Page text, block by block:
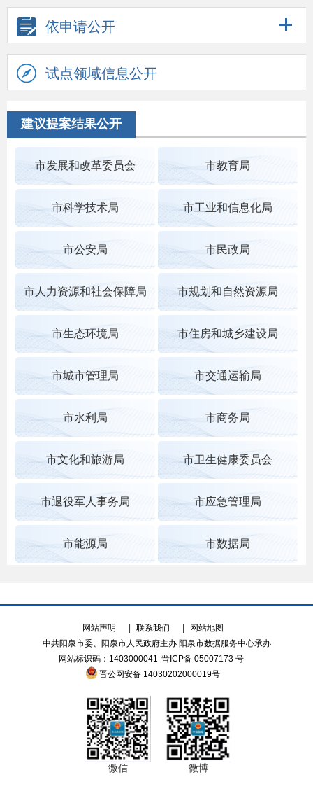
依申请公开
试点领域信息公开
建议提案结果公开
市发展和改革委员会 市教育局
市科学技术局 市工业和信息化局
市公安局 市民政局
市人力资源和社会保障局 市规划和自然资源局
市生态环境局 市住房和城乡建设局
市城市管理局 市交通运输局
市水利局 市商务局
市文化和旅游局 市卫生健康委员会
市退役军人事务局 市应急管理局
市能源局 市数据局